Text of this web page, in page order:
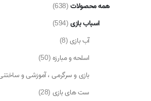
همه محصولات(638)
اسباب بازی(594)
آب بازی(8)
اسلحه و مبارزه(50)
بازی و سرگرمی ، آموزشی و
ست های بازی (28)